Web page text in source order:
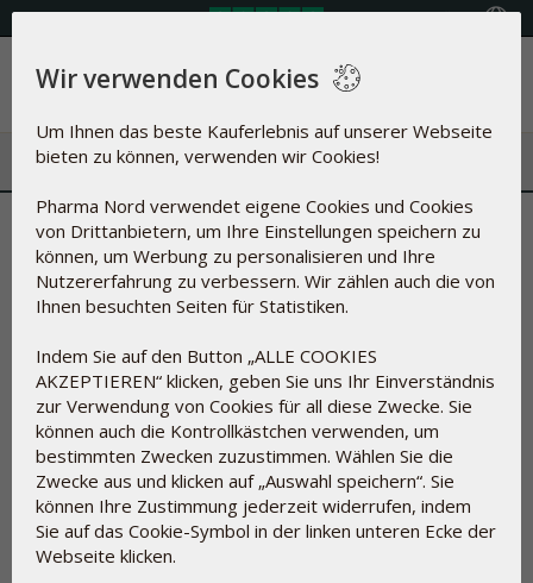
Menü
Übersicht der Hilfsstoffe
Was steckt in unseren Produkten?
Bei der Herstellung von Nahrungsergänzungsmitteln und
Arzneimitteln kann nicht immer auf Hilfsstoffe verzichtet
werden.
Hilfsstoffe dienen unter anderem dazu, die Wirkstoffe in
Tabletten und Kapseln zusammenzuhalten, sie vor
Einwirkung durch Luftsauerstoff, durch Mikroorganismen und
vor UV-Strahlung zu schützen, die Konsistenz zu regulieren,
den Geschmack zu verbessern, sie schluckfreundlicher zu
Wir verwenden Cookies
Um Ihnen das beste Kauferlebnis auf unserer Webseite
bieten zu können, verwenden wir Cookies!
Pharma Nord verwendet eigene Cookies und Cookies
von Drittanbietern, um Ihre Einstellungen speichern zu
können, um Werbung zu personalisieren und Ihre
Nutzererfahrung zu verbessern. Wir zählen auch die von
Ihnen besuchten Seiten für Statistiken.
Indem Sie auf den Button „ALLE COOKIES
AKZEPTIEREN“ klicken, geben Sie uns Ihr Einverständnis
zur Verwendung von Cookies für all diese Zwecke. Sie
können auch die Kontrollkästchen verwenden, um
bestimmten Zwecken zuzustimmen. Wählen Sie die
Zwecke aus und klicken auf „Auswahl speichern“. Sie
können Ihre Zustimmung jederzeit widerrufen, indem
Sie auf das Cookie-Symbol in der linken unteren Ecke der
Webseite klicken.